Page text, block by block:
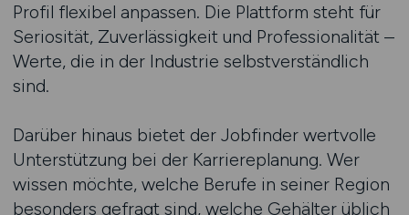
Profil flexibel anpassen. Die Plattform steht für
Seriosität, Zuverlässigkeit und Professionalität –
Werte, die in der Industrie selbstverständlich
sind.
Darüber hinaus bietet der Jobfinder wertvolle
Unterstützung bei der Karriereplanung. Wer
wissen möchte, welche Berufe in seiner Region
besonders gefragt sind, welche Gehälter üblich